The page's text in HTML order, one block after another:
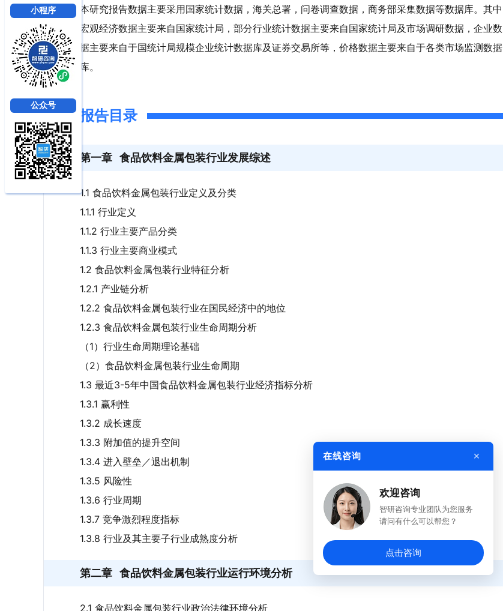
本研究报告数据主要采用国家统计数据，海关总署，问卷调查数据，商务部采集数据等数据库。其中
宏观经济数据主要来自国家统计局，部分行业统计数据主要来自国家统计局及市场调研数据，企业数
据主要来自于国统计局规模企业统计数据库及证券交易所等，价格数据主要来自于各类市场监测数据
库。
报告目录
第一章 食品饮料金属包装行业发展综述
1.1 食品饮料金属包装行业定义及分类
1.1.1 行业定义
1.1.2 行业主要产品分类
1.1.3 行业主要商业模式
1.2 食品饮料金属包装行业特征分析
1.2.1 产业链分析
1.2.2 食品饮料金属包装行业在国民经济中的地位
1.2.3 食品饮料金属包装行业生命周期分析
（1）行业生命周期理论基础
（2）食品饮料金属包装行业生命周期
1.3 最近3-5年中国食品饮料金属包装行业经济指标分析
1.3.1 赢利性
1.3.2 成长速度
1.3.3 附加值的提升空间
1.3.4 进入壁垒／退出机制
1.3.5 风险性
1.3.6 行业周期
1.3.7 竞争激烈程度指标
1.3.8 行业及其主要子行业成熟度分析
第二章 食品饮料金属包装行业运行环境分析
2.1 食品饮料金属包装行业政治法律环境分析
在线咨询 ×
欢迎咨询
智研咨询专业团队为您服务
请问有什么可以帮您？
点击咨询
小程序
公众号